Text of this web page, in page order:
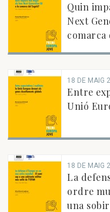
Quin
Next
comarca
18 DE MAIG
Entre
Unió
18 DE MAIG
La
ordre
una